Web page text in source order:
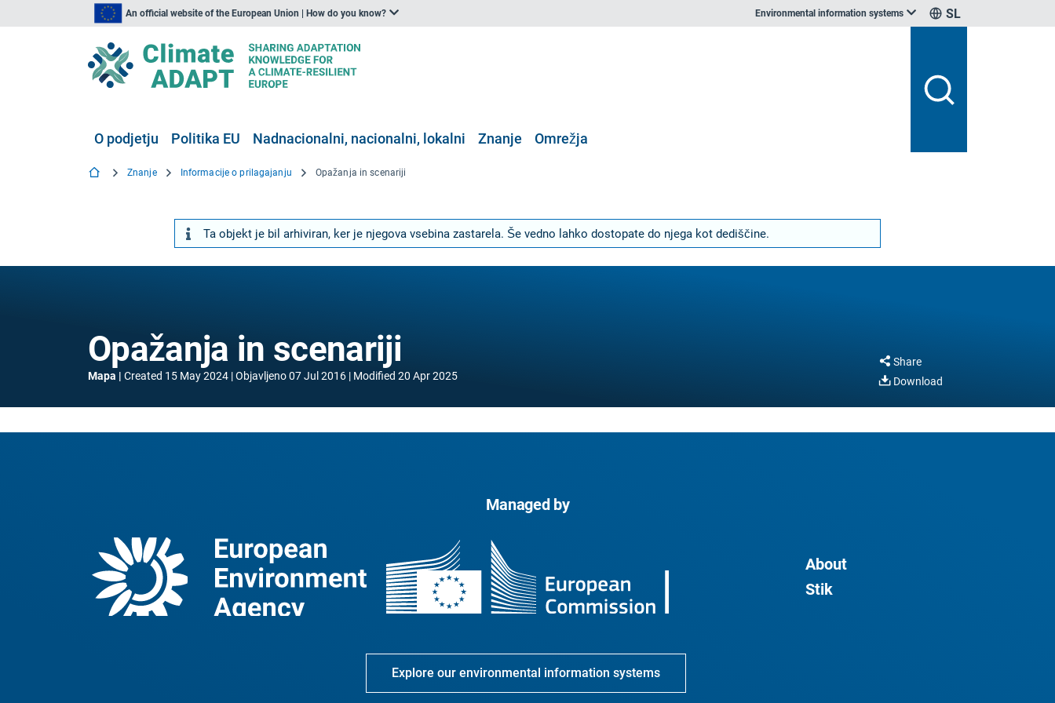
An official website of the European Union | How do you know? Environmental information systems SL
O podjetju Politika EU Nadnacionalni, nacionalni, lokalni Znanje Omrežja
Znanje Informacije o prilagajanju Opažanja in scenariji
Ta objekt je bil arhiviran, ker je njegova vsebina zastarela. Še vedno lahko dostopate do njega kot dediščine.
Opažanja in scenariji
Mapa Created 15 May 2024 Objavljeno07 Jul 2016 Modified 20 Apr 2025
Share
Download
Managed by
About
Stik
Explore our environmental information systems